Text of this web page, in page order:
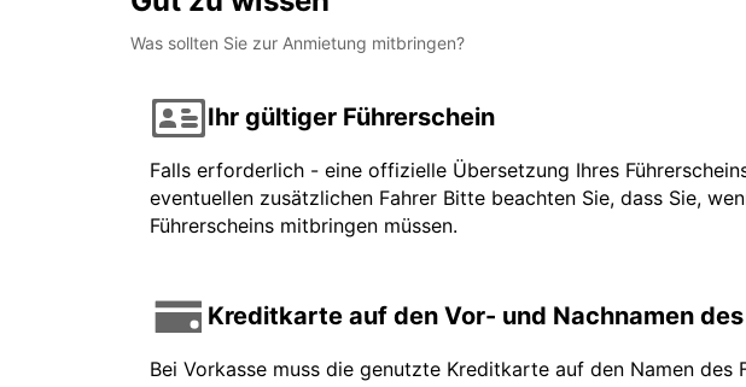
Was sollten Sie zur Anmietung mitbringen?
Ihr gültiger Führerschein
Falls erforderlich - eine offizielle Übersetzung Ihres
eventuellen zusätzlichen Fahrer Bitte beachten Sie, dass Sie,
Führerscheins mitbringen müssen.
Kreditkarte auf den Vor- und Nachnamen
Bei Vorkasse muss die genutzte Kreditkarte auf den Namen